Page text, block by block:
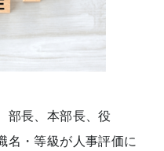
部長、本部長、役
名・等級が人事評価に